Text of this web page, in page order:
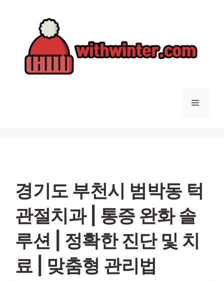
메
경기도 부천시 범박동 턱
관절치과 | 통증 완화 솔
루션 | 정확한 진단 및 치
료 | 맞춤형 관리법